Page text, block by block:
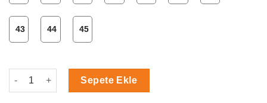
43 44 45
Bordo Tahta Sabo Terlik adet
Sepete Ekle